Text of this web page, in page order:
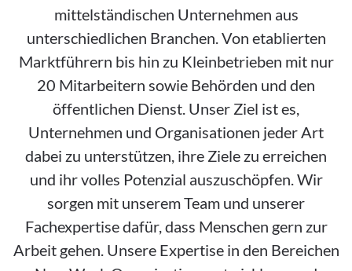
mittelständischen Unternehmen aus
unterschiedlichen Branchen. Von etablierten
Marktführern bis hin zu Kleinbetrieben mit nur
20 Mitarbeitern sowie Behörden und den
öffentlichen Dienst. Unser Ziel ist es,
Unternehmen und Organisationen jeder Art
dabei zu unterstützen, ihre Ziele zu erreichen
und ihr volles Potenzial auszuschöpfen. Wir
sorgen mit unserem Team und unserer
Fachexpertise dafür, dass Menschen gern zur
Arbeit gehen. Unsere Expertise in den Bereichen